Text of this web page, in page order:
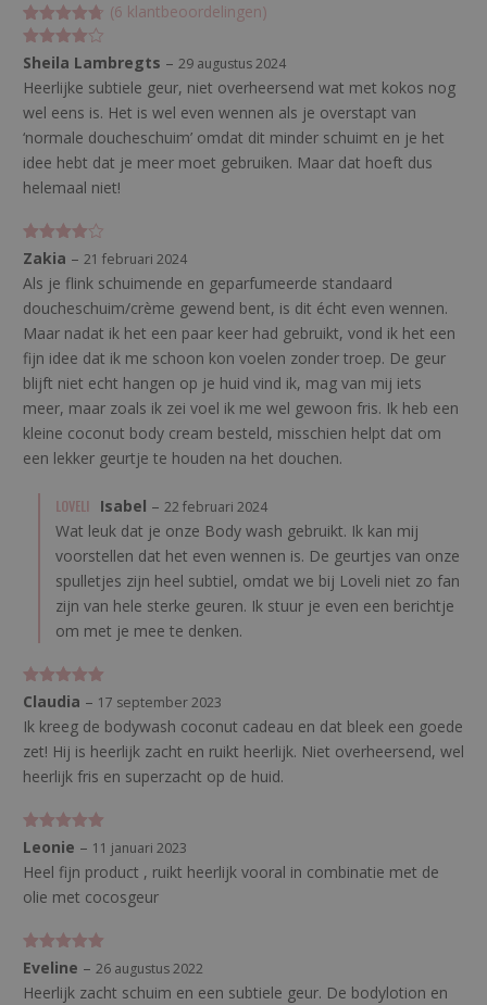
Gewaardeer
4.66666666
66667op 5
gebaseerd
op
6
klant
n
(6 klantbeoordelingen)
Gewaarde
erd 4uit
5
Sheila Lambregts – 29 augustus 2024
Heerlijke subtiele geur, niet overheersend wat met kokos nog
wel eens is. Het is wel even wennen als je overstapt van
‘normale doucheschuim’ omdat dit minder schuimt en je het
idee hebt dat je meer moet gebruiken. Maar dat hoeft dus
helemaal niet!
Gewaarde
erd4 uit
5
Zakia – 21 februari 2024
Als je flink schuimende en geparfumeerde standaard
doucheschuim/crème gewend bent, is dit écht even wennen.
Maar nadat ik het een paar keer had gebruikt, vond ik het een
fijn idee dat ik me schoon kon voelen zonder troep. De geur
blijft niet echt hangen op je huid vind ik, mag van mij iets
meer, maar zoals ik zei voel ik me wel gewoon fris. Ik heb een
kleine coconut body cream besteld, misschien helpt dat om
een lekker geurtje te houden na het douchen.
LOVELI Isabel – 22 februari 2024
Wat leuk dat je onze Body wash gebruikt. Ik kan mij
voorstellen dat het even wennen is. De geurtjes van onze
spulletjes zijn heel subtiel, omdat we bij Loveli niet zo fan
zijn van hele sterke geuren. Ik stuur je even een berichtje
om met je mee te denken.
Gewaardeerd
5uit 5
Claudia – 17 september 2023
Ik kreeg de bodywash coconut cadeau en dat bleek een goede
zet! Hij is heerlijk zacht en ruikt heerlijk. Niet overheersend, wel
heerlijk fris en superzacht op de huid.
Gewaardeerd
5 uit 5
Leonie – 11 januari 2023
Heel fijn product , ruikt heerlijk vooral in combinatie met de
olie met cocosgeur
Gewaardeerd
5 uit 5
Eveline – 26 augustus 2022
Heerlijk zacht schuim en een subtiele geur. De bodylotion en